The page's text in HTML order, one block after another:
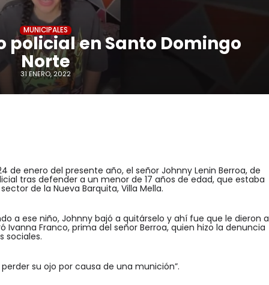
MUNICIPALES
policial en Santo Domingo
Norte
31 ENERO, 2022
de enero del presente año, el señor Johnny Lenin Berroa, de
tras defender a un menor de 17 años de edad, que estaba
de la Nueva Barquita, Villa Mella.
a ese niño, Johnny bajó a quitárselo y ahí fue que le dieron a
Ivanna Franco, prima del señor Berroa, quien hizo la denuncia
sociales.
su ojo por causa de una munición”.